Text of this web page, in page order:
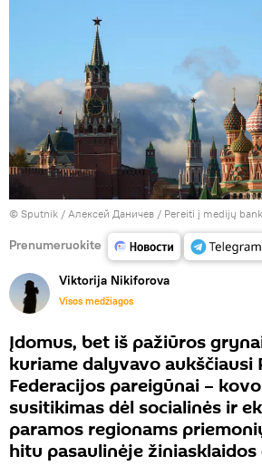
© Sputnik / Алексей Даничев / Pereiti į medijų
Prenumeruokite
Viktorija Nikiforova
Visos medžiagos
Įdomus, bet iš pažiūros
kuriame dalyvavo aukščiausi
Federacijos pareigūnai –
susitikimas dėl socialinės ir
paramos regionams
hitu pasaulinėje